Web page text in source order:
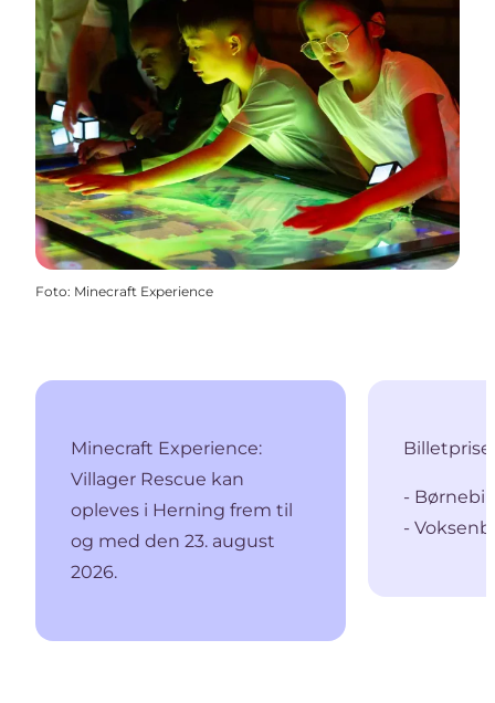
Foto: Minecraft Experience
Minecraft Experience:
Villager Rescue kan
opleves i Herning frem til
og med den 23. august
2026.
-
-